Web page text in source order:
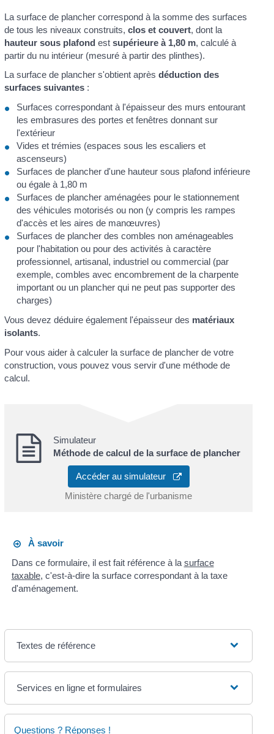
La surface de plancher correspond à la somme des surfaces
de tous les niveaux construits,clos et couvert, dont la
hauteur sous plafond estsupérieure à 1,80 m, calculé à
partir du nu intérieur (mesuré à partir des plinthes).
La surface de plancher s'obtient aprèsdéduction des
surfaces suivantes :
Surfaces correspondant à l'épaisseur des murs entourant
les embrasures des portes et fenêtres donnant sur
l'extérieur
Vides et trémies (espaces sous les escaliers et
ascenseurs)
Surfaces de plancher d'une hauteur sous plafond inférieure
ou égale à 1,80 m
Surfaces de plancher aménagées pour le stationnement
des véhicules motorisés ou non (y compris les rampes
d'accès et les aires de manœuvres)
Surfaces de plancher des combles non aménageables
pour l'habitation ou pour des activités à caractère
professionnel, artisanal, industriel ou commercial (par
exemple, combles avec encombrement de la charpente
important ou un plancher qui ne peut pas supporter des
charges)
Vous devez déduire également l'épaisseur des matériaux
isolants.
Pour vous aider à calculer la surface de plancher de votre
construction, vous pouvez vous servir d'une méthode de
calcul.
Simulateur
Méthode de calcul de la surface de plancher
Accéder au simulateur
Ministère chargé de l'urbanisme
À savoir
Dans ce formulaire, il est fait référence à la surface
taxable, c'est-à-dire la surface correspondant à la taxe
d'aménagement.
Textes de référence
Services en ligne et formulaires
Questions ? Réponses !